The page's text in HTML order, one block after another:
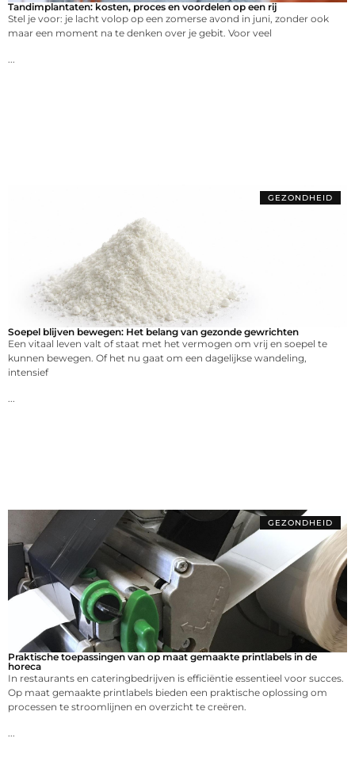
Tandimplantaten: kosten, proces en voordelen op een rij
Stel je voor: je lacht volop op een zomerse avond in juni, zonder ook
maar een moment na te denken over je gebit. Voor veel
GEZONDHEID
Soepel blijven bewegen: Het belang van gezonde gewrichten
Een vitaal leven valt of staat met het vermogen om vrij en soepel te
kunnen bewegen. Of het nu gaat om een dagelijkse wandeling,
intensief
GEZONDHEID
Praktische toepassingen van op maat gemaakte printlabels in de
horeca
In restaurants en cateringbedrijven is efficiëntie essentieel voor succes.
Op maat gemaakte printlabels bieden een praktische oplossing om
processen te stroomlijnen en overzicht te creëren.